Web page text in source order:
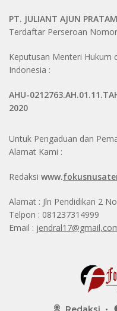
PT. JULIANT AJUN
Terdaftar Perseroan
Keputusan Menteri Hukum
Indonesia :
AHU-
2020
Untuk Pengaduan dan
Alamat Kami :
Redaksi www.
Alamat : Jln Pendidikan 2
Telpon : 081237314999
Email :